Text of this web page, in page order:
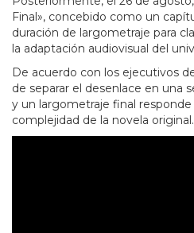
Final», concebido como un
duración de largometraje para
la adaptación audiovisual del
De acuerdo con los ejecutivos
de separar el desenlace en una
y un largometraje final
complejidad de la novela original.